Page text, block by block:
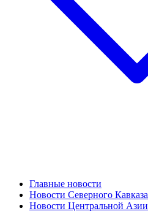
Главные новости
Новости Северного Кавказа
Новости Центральной Азии